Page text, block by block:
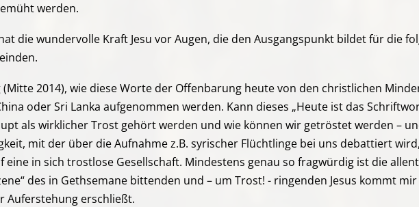
werden.
die wundervolle Kraft Jesu vor Augen, die den Ausgangspunkt bildet für die
2014), wie diese Worte der Offenbarung heute von den christlichen
oder Sri Lanka aufgenommen werden. Kann dieses „Heute ist das
als wirklicher Trost gehört werden und wie können wir getröstet werden –
mit der über die Aufnahme z.B. syrischer Flüchtlinge bei uns debattiert
in sich trostlose Gesellschaft. Mindestens genau so fragwürdig ist die
des in Gethsemane bittenden und – um Trost! - ringenden Jesus kommt
Auferstehung erschließt.